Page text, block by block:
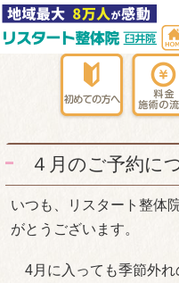
４月のご予約に
いつも、リスタート整体
がとうございます。
4月に入っても季節外れ